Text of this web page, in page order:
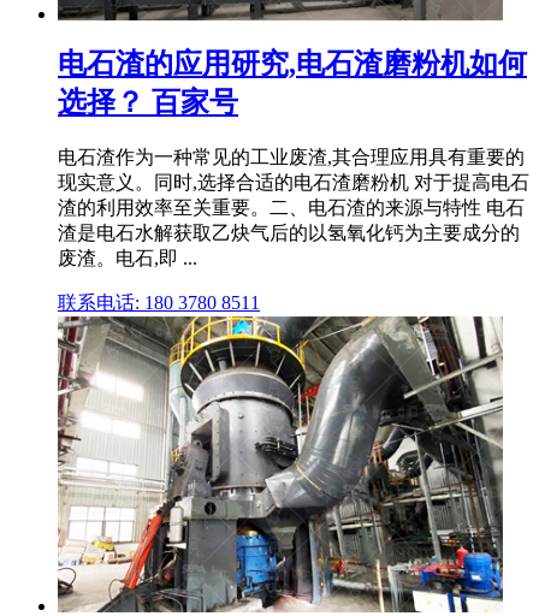
电石渣的应用研究,电石渣磨粉机如何
选择？ 百家号
电石渣作为一种常见的工业废渣,其合理应用具有重要的
现实意义。同时,选择合适的电石渣磨粉机 对于提高电石
渣的利用效率至关重要。二、电石渣的来源与特性 电石
渣是电石水解获取乙炔气后的以氢氧化钙为主要成分的
废渣。电石,即 ...
联系电话: 180 3780 8511